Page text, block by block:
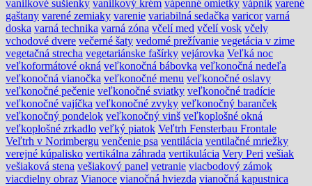
vanilkové sušienky vanilkový krém vápenné omietky vápnik varené
gaštany varené zemiaky varenie variabilná sedačka varicor varná
doska varná technika varná zóna včelí med včelí vosk včely
vchodové dvere večerné šaty vedomé prežívanie vegetácia v zime
vegetačná strecha vegetariánske fašírky vejárovka Veľká noc
veľkoformátové okná veľkonočná bábovka veľkonočná nedeľa
veľkonočná vianočka veľkonočné menu veľkonočné oslavy
veľkonočné pečenie veľkonočné sviatky veľkonočné tradície
veľkonočné vajíčka veľkonočné zvyky veľkonočný baranček
veľkonočný pondelok veľkonočný vinš veľkoplošné okná
veľkoplošné zrkadlo veľký piatok Veľtrh Fensterbau Frontale
Veľtrh v Norimbergu venčenie psa ventilácia ventilačné mriežky
verejné kúpalisko vertikálna záhrada vertikulácia Very Peri vešiak
vešiaková stena vešiakový panel vetranie viacbodový zámok
viacdielny obraz Vianoce vianočná hviezda vianočná kapustnica